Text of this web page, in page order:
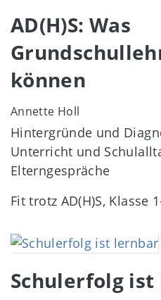
AD(H)S: Was
können
Annette Holl
Hintergründe und
Unterricht und
Elterngespräche
Fit trotz AD(H)S, Klasse
Image
Schulerfolg